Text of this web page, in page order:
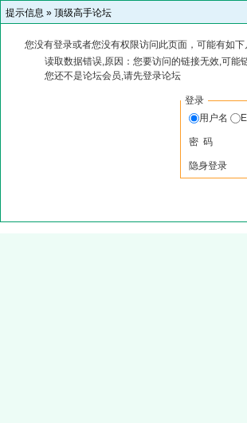
提示信息 » 顶级高手论坛
您没有登录或者您没有权限访问此页面，可能有如下
读取数据错误,原因：您要访问的链接无效,可能
您还不是论坛会员,请先登录论坛
登录
用户名
密 码
隐身登录